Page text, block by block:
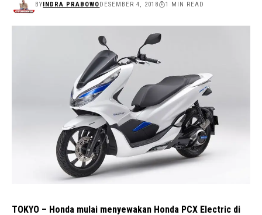
BYINDRA PRABOWODESEMBER 4, 2018 1 MIN READ
TOKYO – Honda mulai menyewakan Honda PCX Electric di